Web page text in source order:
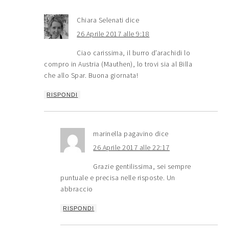
Chiara Selenati dice
26 Aprile 2017 alle 9:18
Ciao carissima, il burro d’arachidi lo
compro in Austria (Mauthen), lo trovi sia al Billa
che allo Spar. Buona giornata!
RISPONDI
marinella pagavino dice
26 Aprile 2017 alle 22:17
Grazie gentilissima, sei sempre
puntuale e precisa nelle risposte. Un
abbraccio
RISPONDI